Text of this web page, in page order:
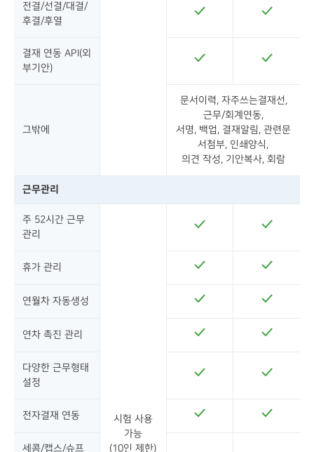
전결/선결/대결/
후결/후열
결재 연동 API(외
부기안)
그밖에
문서이력, 자주쓰는결재선,
근무/회계연동,
서명, 백업, 결재알림, 관련문
서첨부, 인쇄양식,
의견 작성, 기안복사, 회람
근무관리
주 52시간 근무
관리
시험 사용
가능
(10인 제한)
휴가 관리
연월차 자동생성
연차 촉진 관리
다양한 근무형태
설정
전자결재 연동
세콤/캡스/슈프